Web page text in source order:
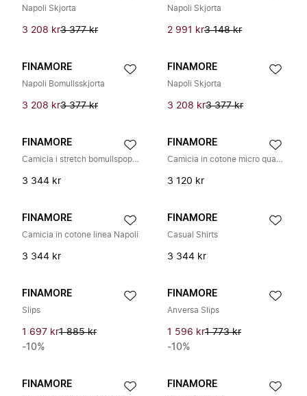
Napoli Skjorta
3 208 kr3 377 kr
Napoli Skjorta
2 991 kr3 148 kr
FINAMORE
Napoli Bomullsskjorta
3 208 kr3 377 kr
FINAMORE
Napoli Skjorta
3 208 kr3 377 kr
FINAMORE
Camicia i stretch bomullspoplin modell Napoli
3 344 kr
FINAMORE
Camicia in cotone micro quadretto linea Milano
3 120 kr
FINAMORE
Camicia in cotone linea Napoli
3 344 kr
FINAMORE
Casual Shirts
3 344 kr
FINAMORE
Slips
1 697 kr1 885 kr
-10%
FINAMORE
Anversa Slips
1 596 kr1 773 kr
-10%
FINAMORE FINAMORE